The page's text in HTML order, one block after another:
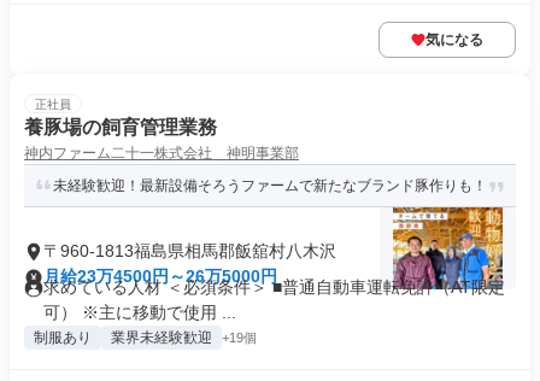
気になる
正社員
養豚場の飼育管理業務
神内ファーム二十一株式会社 神明事業部
未経験歓迎！最新設備そろうファームで新たなブランド豚作りも！
〒960-1813福島県相馬郡飯舘村八木沢
月給23万4500円～26万5000円
求めている人材 ＜必須条件＞ ■普通自動車運転免許（AT限定
可） ※主に移動で使用 ...
制服あり 業界未経験歓迎 +19個